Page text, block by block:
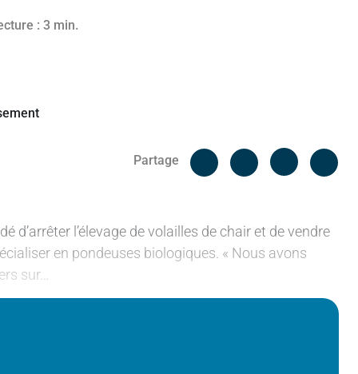
: 3 min.
Partage
Facebook
d’arrêter l’élevage de volailles de chair et de vendre
en pondeuses biologiques. « Nous avons
sur…